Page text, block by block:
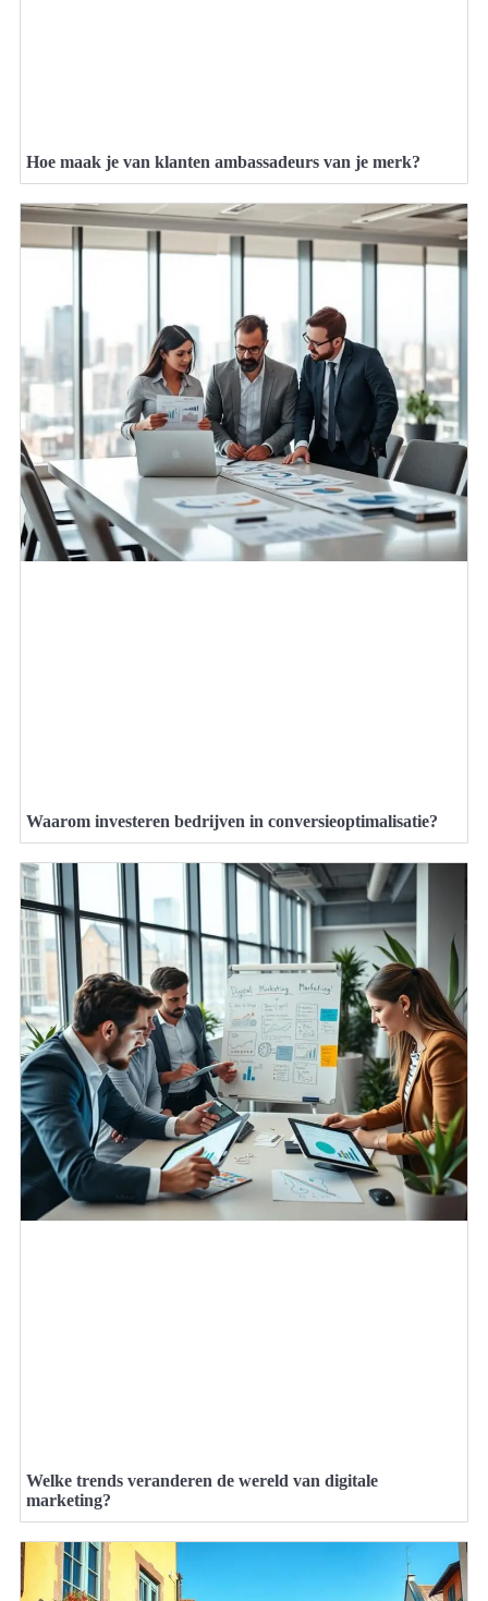
Hoe maak je van klanten ambassadeurs van je merk?
Waarom investeren bedrijven in conversieoptimalisatie?
Welke trends veranderen de wereld van digitale
marketing?